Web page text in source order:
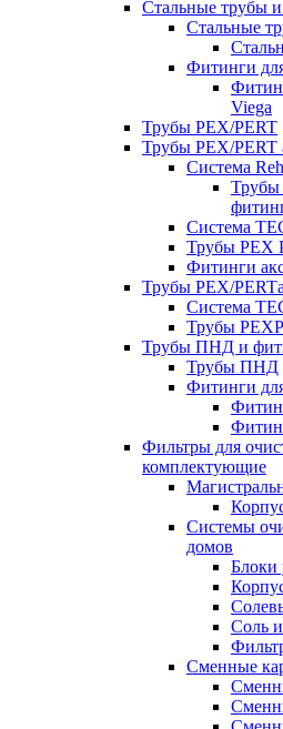
Стальные трубы
Стальные
Фитинги
Viega
Трубы PEX/PERT
Трубы PEX/PERT
Система
Трубы
Система
Трубы PEX
Фитинги
Трубы PEX/
Система
Трубы
Трубы ПНД и
Трубы ПНД
Фитинги
Фильтры для
комплектующие
Системы
домов
Блоки
Соль
Сменные